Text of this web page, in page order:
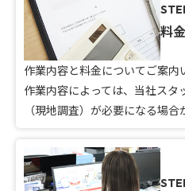
料
作業内容と料金についてご案内
作業内容によっては、当社スタ
（現地調査）が必要になる場合